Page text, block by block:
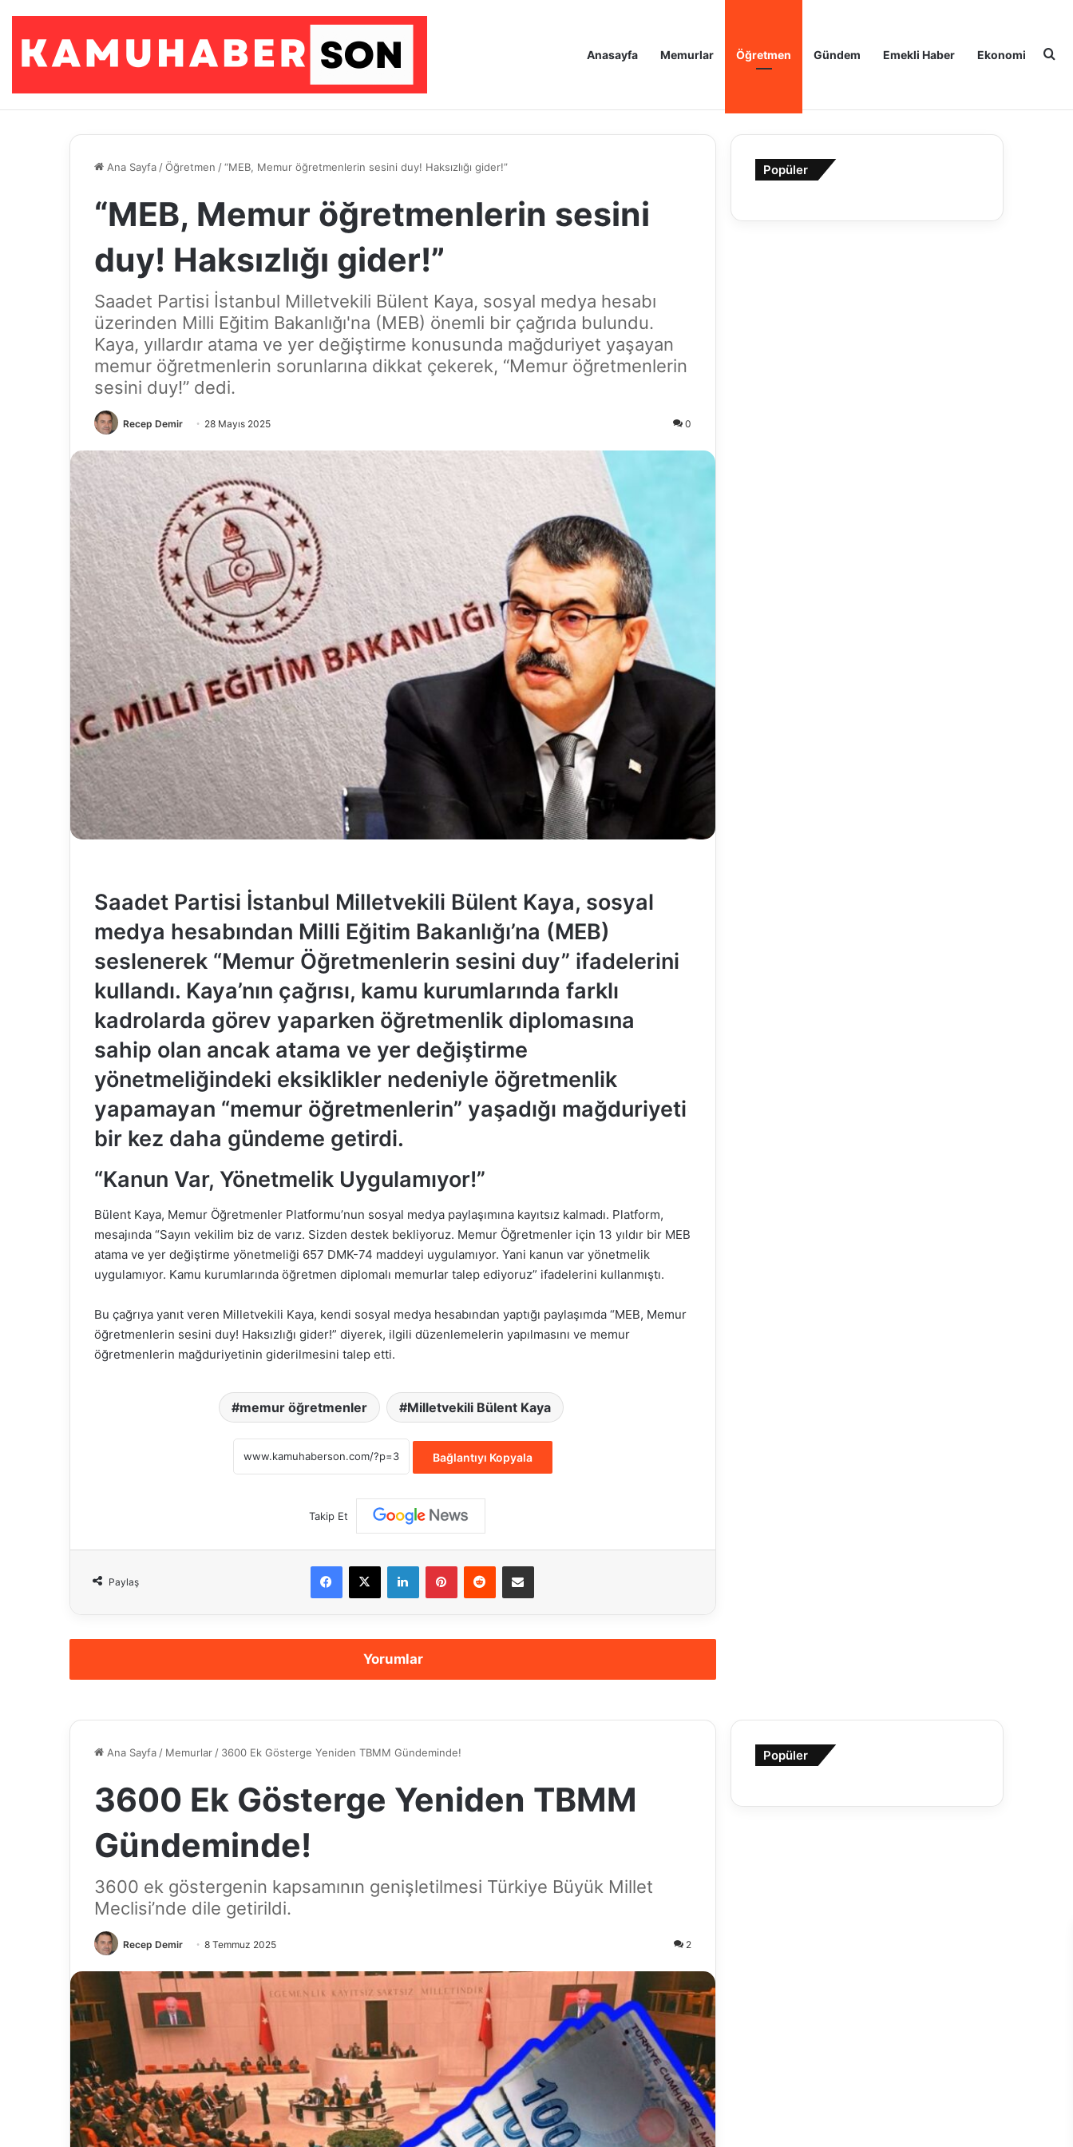
Anasayfa Memurlar Öğretmen Gündem Emekli Haber Ekonomi
Ana Sayfa /Öğretmen /“MEB, Memur öğretmenlerin sesini duy! Haksızlığı gider!”
“MEB, Memur öğretmenlerin sesini
duy! Haksızlığı gider!”
Saadet Partisi İstanbul Milletvekili Bülent Kaya, sosyal medya hesabı
üzerinden Milli Eğitim Bakanlığı'na (MEB) önemli bir çağrıda bulundu.
Kaya, yıllardır atama ve yer değiştirme konusunda mağduriyet yaşayan
memur öğretmenlerin sorunlarına dikkat çekerek, “Memur öğretmenlerin
sesini duy!” dedi.
Recep Demir 28 Mayıs 2025 0
Saadet Partisi İstanbul Milletvekili Bülent Kaya, sosyal
medya hesabından Milli Eğitim Bakanlığı’na (MEB)
seslenerek “Memur Öğretmenlerin sesini duy” ifadelerini
kullandı. Kaya’nın çağrısı, kamu kurumlarında farklı
kadrolarda görev yaparken öğretmenlik diplomasına
sahip olan ancak atama ve yer değiştirme
yönetmeliğindeki eksiklikler nedeniyle öğretmenlik
yapamayan “memur öğretmenlerin” yaşadığı mağduriyeti
bir kez daha gündeme getirdi.
“Kanun Var, Yönetmelik Uygulamıyor!”
Bülent Kaya, Memur Öğretmenler Platformu’nun sosyal medya paylaşımına kayıtsız kalmadı. Platform,
mesajında “Sayın vekilim biz de varız. Sizden destek bekliyoruz. Memur Öğretmenler için 13 yıldır bir MEB
atama ve yer değiştirme yönetmeliği 657 DMK-74 maddeyi uygulamıyor. Yani kanun var yönetmelik
uygulamıyor. Kamu kurumlarında öğretmen diplomalı memurlar talep ediyoruz” ifadelerini kullanmıştı.
Bu çağrıya yanıt veren Milletvekili Kaya, kendi sosyal medya hesabından yaptığı paylaşımda “MEB, Memur
öğretmenlerin sesini duy! Haksızlığı gider!” diyerek, ilgili düzenlemelerin yapılmasını ve memur
öğretmenlerin mağduriyetinin giderilmesini talep etti.
memur öğretmenler Milletvekili Bülent Kaya
Bağlantıyı Kopyala
Takip Et
Paylaş
Facebook
X LinkedInPinterestReddit E-Posta ile paylaş
Yorumlar
Popüler